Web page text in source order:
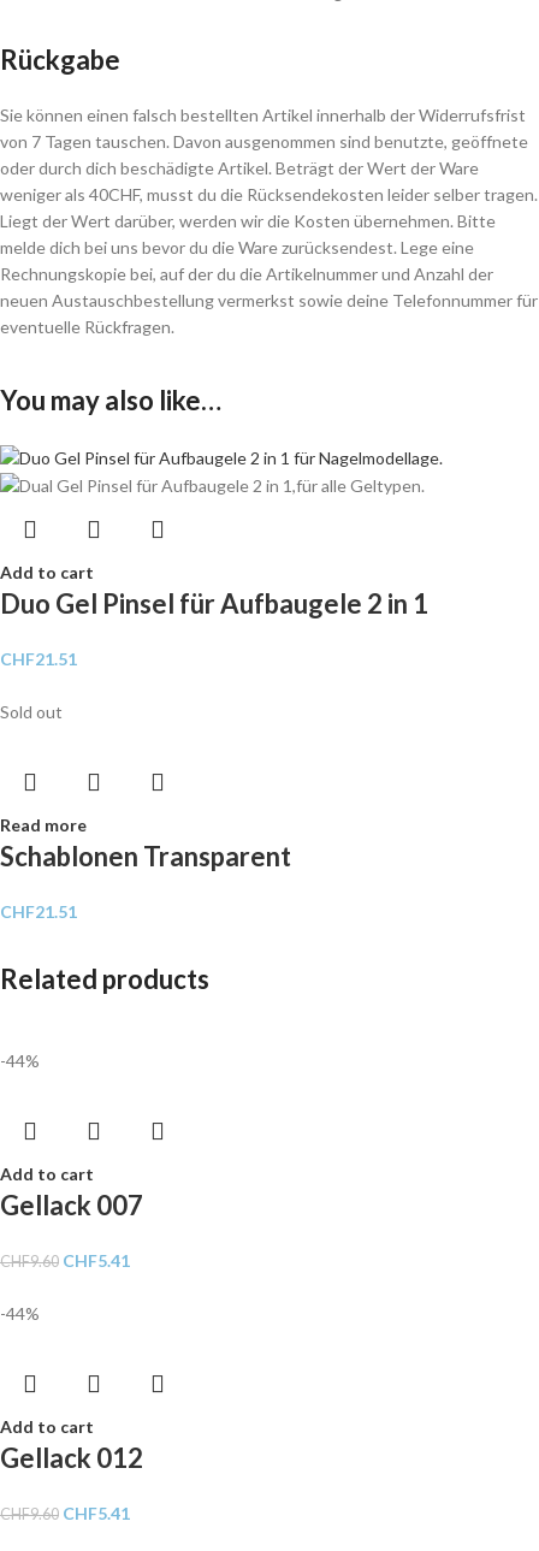
Rückgabe
Sie können einen falsch bestellten Artikel innerhalb der Widerrufsfrist
von 7 Tagen tauschen. Davon ausgenommen sind benutzte, geöffnete
oder durch dich beschädigte Artikel. Beträgt der Wert der Ware
weniger als 40CHF, musst du die Rücksendekosten leider selber tragen.
Liegt der Wert darüber, werden wir die Kosten übernehmen. Bitte
melde dich bei uns bevor du die Ware zurücksendest. Lege eine
Rechnungskopie bei, auf der du die Artikelnummer und Anzahl der
neuen Austauschbestellung vermerkst sowie deine Telefonnummer für
eventuelle Rückfragen.
You may also like…
Add to cart
Duo Gel Pinsel für Aufbaugele 2 in 1
CHF21.51
Sold out
Read more
Schablonen Transparent
CHF21.51
Related products
-44%
Add to cart
Gellack 007
CHF9.60 CHF5.41
-44%
Add to cart
Gellack 012
CHF9.60 CHF5.41